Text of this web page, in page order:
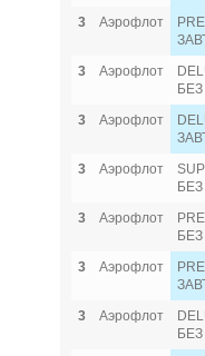
3
Аэрофлот
3
Аэрофлот
3
Аэрофлот
3
Аэрофлот
3
Аэрофлот
3
Аэрофлот
3
Аэрофлот